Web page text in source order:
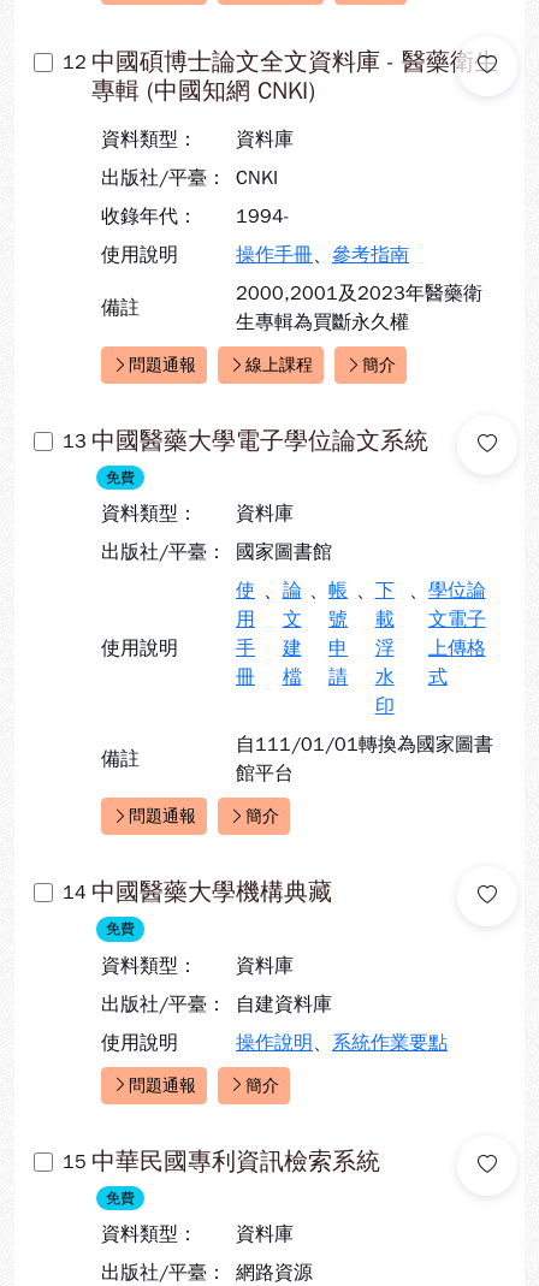
12 中國碩博士論文全文資料庫 - 醫藥衛生
專輯 (中國知網 CNKI)
資料類型：
資料庫
出版社/平臺：
CNKI
收錄年代：
1994-
使用說明
操作手冊、 參考指南
備註
2000,2001及2023年醫藥衛
生專輯為買斷永久權
快速連結：
問題通報 線上課程 簡介
13 中國醫藥大學電子學位論文系統
免費
資料類型：
資料庫
出版社/平臺：
國家圖書館
使用說明
使
用
手
冊
、 論
文
建
檔
、帳
號
申
請
、 下
載
浮
水
印
、 學位論
文電子
上傳格
式
備註
自111/01/01轉換為國家圖書
館平台
快速連結：
問題通報 簡介
14 中國醫藥大學機構典藏
免費
資料類型：
資料庫
出版社/平臺：
自建資料庫
使用說明
操作說明、 系統作業要點
快速連結：
問題通報 簡介
15 中華民國專利資訊檢索系統
免費
資料類型：
資料庫
出版社/平臺：
網路資源